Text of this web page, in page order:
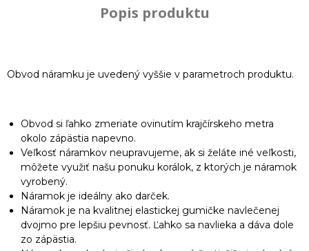
Popis produktu
Obvod náramku je uvedený vyššie v parametroch produktu.
Obvod si ľahko zmeriate ovinutím krajčírskeho metra
okolo zápästia napevno.
Veľkosť náramkov neupravujeme, ak si želáte iné veľkosti,
môžete využiť našu ponuku korálok, z ktorých je náramok
vyrobený.
Náramok je ideálny ako darček.
Náramok je na kvalitnej elastickej gumičke navlečenej
dvojmo pre lepšiu pevnosť. Ľahko sa navlieka a dáva dole
zo zápästia.